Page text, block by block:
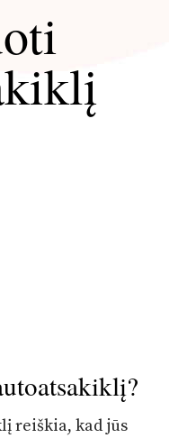
reiškia, kad jūs